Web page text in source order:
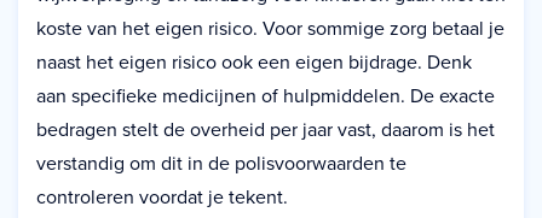
koste van het eigen risico. Voor sommige zorg betaal je
naast het eigen risico ook een eigen bijdrage. Denk
aan specifieke medicijnen of hulpmiddelen. De exacte
bedragen stelt de overheid per jaar vast, daarom is het
verstandig om dit in de polisvoorwaarden te
controleren voordat je tekent.